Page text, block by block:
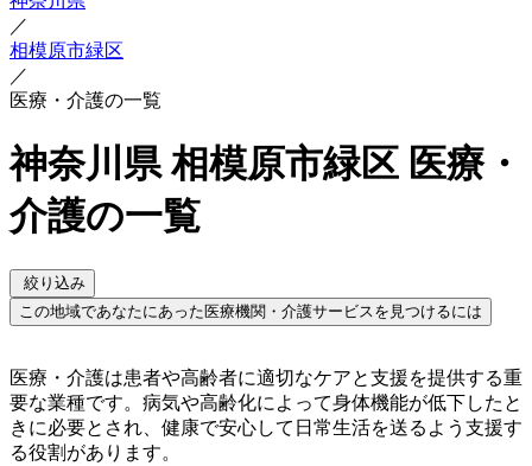
／
相模原市緑区
／
医療・介護の一覧
神奈川県 相模原市緑区 医療・
介護の一覧
絞り込み
この地域であなたにあった医療機関・介護サービスを見つけるには
医療・介護は患者や高齢者に適切なケアと支援を提供する重
要な業種です。病気や高齢化によって身体機能が低下したと
きに必要とされ、健康で安心して日常生活を送るよう支援す
る役割があります。